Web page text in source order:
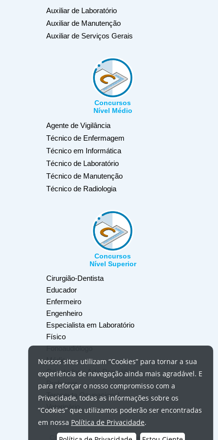
Auxiliar de Laboratório
Auxiliar de Manutenção
Auxiliar de Serviços Gerais
Concursos
Nível Médio
Agente de Vigilância
Técnico de Enfermagem
Técnico em Informática
Técnico de Laboratório
Técnico de Manutenção
Técnico de Radiologia
Concursos
Nível Superior
Cirurgião-Dentista
Educador
Enfermeiro
Engenheiro
Especialista em Laboratório
Físico
Fonoaudiólogo
Médico
Orientador – Arte Dramática
Professor
Terapeuta Ocupacional
Veterinário
Crédito das fotos:USP Imagens,Unsplash,
Nossos sites utilizam “Cookies” para tornar a sua
experiência de navegação ainda mais agradável. E
para reforçar o nosso compromisso com a
Privacidade, todas as informações sobre os
“Cookies” que utilizamos poderão ser encontradas
em nossa Política de Privacidade.